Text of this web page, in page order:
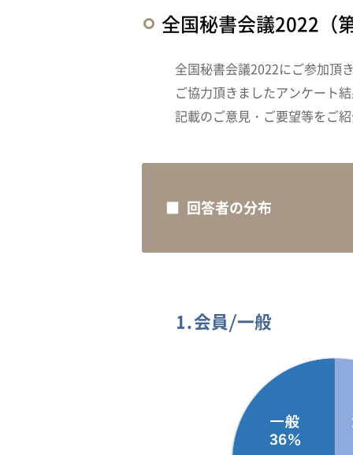
全国秘書会議2022（
全国秘書会議2022にご参加頂
ご協力頂きましたアンケート
記載のご意見・ご要望等をご
■ 回答者の分布
1.会員/一般